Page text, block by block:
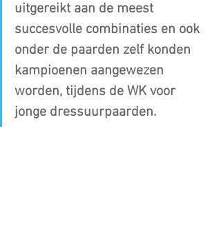
uitgereikt aan de meest
succesvolle combinaties en ook
onder de paarden zelf konden
kampioenen aangewezen
worden, tijdens de WK voor
jonge dressuurpaarden.